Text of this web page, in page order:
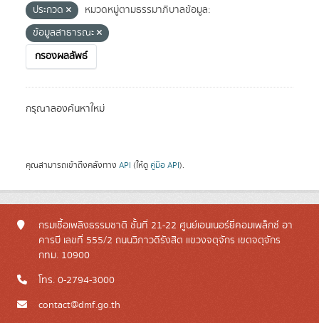
ประกวด
หมวดหมู่ตามธรรมาภิบาลข้อมูล:
ข้อมูลสาธารณะ
กรองผลลัพธ์
กรุณาลองค้นหาใหม่
คุณสามารถเข้าถึงคลังทาง API (ให้ดู คู่มือ API).
กรมเชื้อเพลิงธรรมชาติ ชั้นที่ 21-22 ศูนย์เอนเนอร์ยี่คอมเพล็กซ์ อา
คารบี เลขที่ 555/2 ถนนวิภาวดีรังสิต แขวงจตุจักร เขตจตุจักร
กทม. 10900
โทร. 0-2794-3000
contact@dmf.go.th